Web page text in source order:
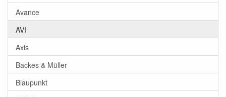
Avance
AVI
Axis
Backes & Müller
Blaupunkt